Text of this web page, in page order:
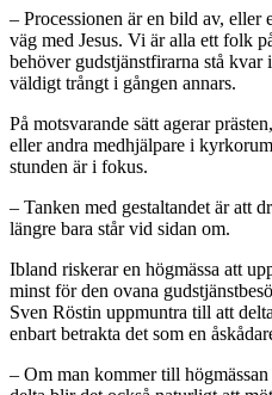
– Processionen är en bild av, eller
väg med Jesus. Vi är alla ett folk
behöver gudstjänstfirarna stå
väldigt trångt i gången annars.
På motsvarande sätt agerar
eller andra medhjälpare i
stunden är i fokus.
– Tanken med gestaltandet är att
längre bara står vid sidan om.
Ibland riskerar en högmässa att
minst för den ovana
Sven Röstin uppmuntra till att
enbart betrakta det som en
– Om man kommer till